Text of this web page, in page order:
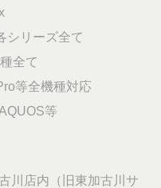
シリーズ全て
全て
等全機種対応
等
川店内（旧東加古川サ